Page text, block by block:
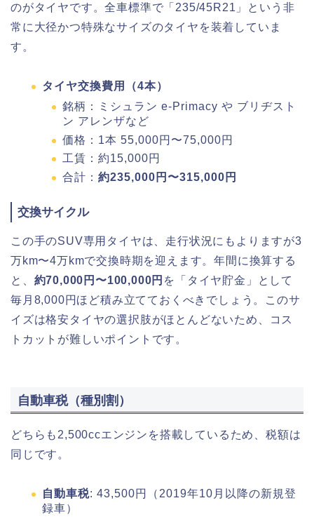
のがタイヤです。全車標準で「235/45R21」という非
常に大径かつ特殊なサイズのタイヤを装着していま
す。
タイヤ交換費用（4本）
銘柄：ミシュラン e-Primacy や ブリヂスト
ン アレンザなど
価格：1本 55,000円〜75,000円
工賃：約15,000円
合計： 約235,000円〜315,000円
交換サイクル
この手のSUV専用タイヤは、走行状況にもよりますが3
万km〜4万kmで交換時期を迎えます。年間に換算する
と、 約70,000円〜100,000円 を「タイヤ貯金」として
毎月8,000円ほど積み立てておくべきでしょう。このサ
イズは格安タイヤの選択肢がほとんどないため、コス
トカットが難しいポイントです。
自動車税（種別割）
どちらも2,500ccエンジンを搭載しているため、税額は
同じです。
自動車税: 43,500円（2019年10月以降の新規登
録車）